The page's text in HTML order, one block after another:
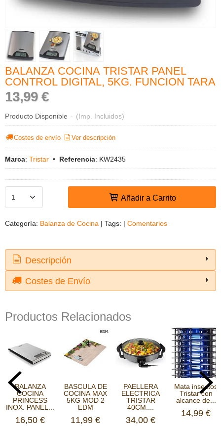
BALANZA COCINA TRISTAR PANEL
CONTROL DIGITAL, 5KG. FUNCION TARA
13,99 €
Producto Disponible - (Imp. Incluidos)
Costes de envío Ver descripción
Marca: Tristar • Referencia: KW2435
Añadir a Carrito
Categoría: Balanza de Cocina | Tags: | Comentarios
Descripción
Costes de Envío
Productos Relacionados
BALANZA
COCINA
PRINCESS
INOX. PANEL...
16,50 €
BASCULA DE
COCINA MAX
5KG MOD 2
EDM
11,99 €
PAELLERA
ELECTRICA
TRISTAR
40CM....
34,00 €
Mata insectos
Tristar con
alcance de...
14,99 €